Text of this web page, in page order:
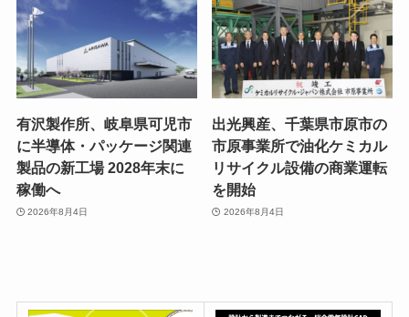
有沢製作所、岐阜県可児市
に半導体・パッケージ関連
製品の新工場 2028年末に
稼働へ
2026年8月4日
出光興産、千葉県市原市の
市原事業所で油化ケミカル
リサイクル設備の商業運転
を開始
2026年8月4日